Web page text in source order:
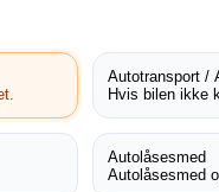
Autotransport /
Hvis bilen ikke
Autolåsesmed
Autolåsesmed